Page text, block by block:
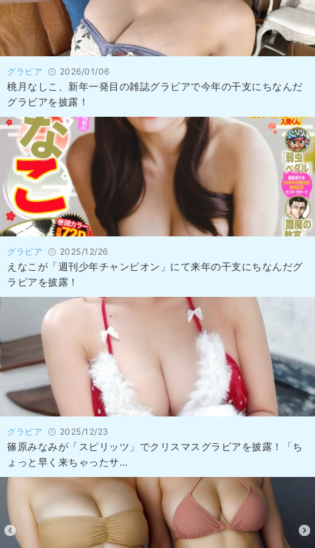
グラビア 2026/01/06
桃月なしこ、新年一発目の雑誌グラビアで今年の干支にちなんだ
グラビアを披露！
グラビア 2025/12/26
えなこが「週刊少年チャンピオン」にて来年の干支にちなんだグ
ラビアを披露！
グラビア 2025/12/23
篠原みなみが「スピリッツ」でクリスマスグラビアを披露！「ち
ょっと早く来ちゃったサ…